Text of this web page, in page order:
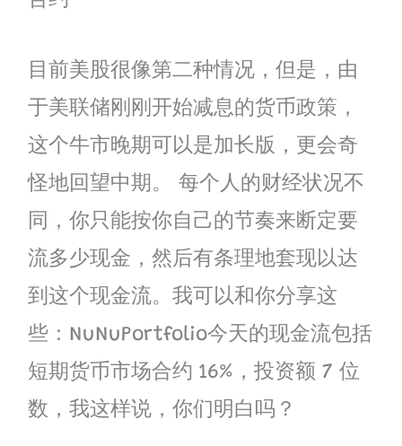
目前美股很像第二种情况，但是，由
于美联储刚刚开始减息的货币政策，
这个牛市晚期可以是加长版，更会奇
怪地回望中期。 每个人的财经状况不
同，你只能按你自己的节奏来断定要
流多少现金，然后有条理地套现以达
到这个现金流。我可以和你分享这
些：NuNuPortfolio今天的现金流包括
短期货币市场合约 16%，投资额 7 位
数，我这样说，你们明白吗？